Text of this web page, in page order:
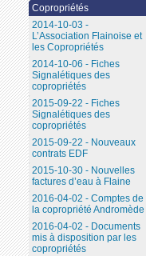
Copropriétés
2014-10-03 -
L’Association Flainoise et
les Copropriétés
2014-10-06 - Fiches
Signalétiques des
copropriétés
2015-09-22 - Fiches
Signalétiques des
copropriétés
2015-09-22 - Nouveaux
contrats EDF
2015-10-30 - Nouvelles
factures d’eau à Flaine
2016-04-02 - Comptes de
la copropriété Andromède
2016-04-02 - Documents
mis à disposition par les
copropriétés